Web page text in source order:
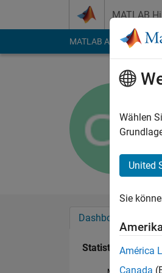
MATLAB
MATLAB Answers
Dashboard
Statistik
Wählen
United
Sie
América
Canada